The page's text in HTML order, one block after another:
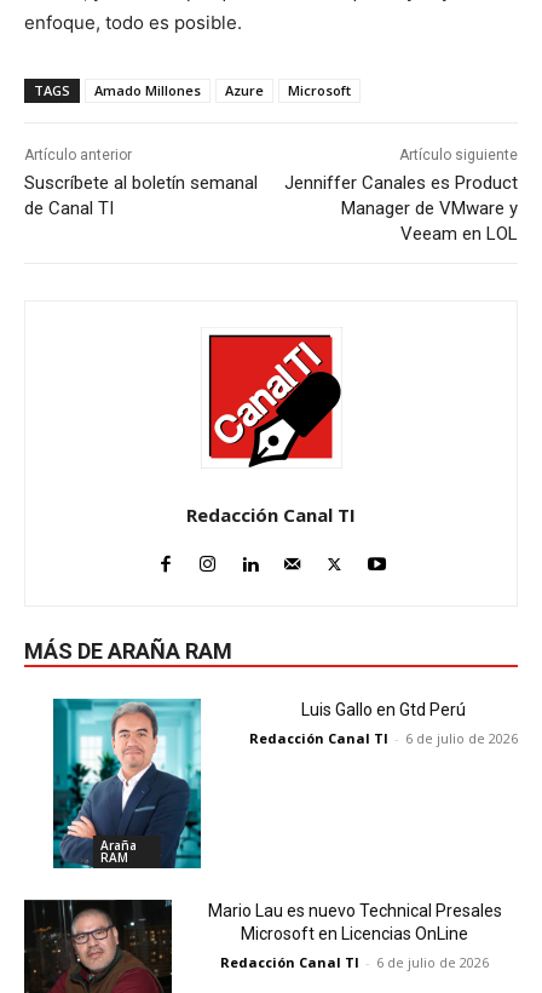
enfoque, todo es posible.
TAGS Amado Millones Azure Microsoft
Artículo anterior
Suscríbete al boletín semanal
de Canal TI
Artículo siguiente
Jenniffer Canales es Product
Manager de VMware y
Veeam en LOL
Redacción Canal TI
MÁS DE ARAÑA RAM
Araña
RAM
Luis Gallo en Gtd Perú
Redacción Canal TI - 6 de julio de 2026
Mario Lau es nuevo Technical Presales
Microsoft en Licencias OnLine
Redacción Canal TI - 6 de julio de 2026